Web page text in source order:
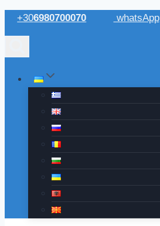
Перейти
до
+306980700070 whatsApp